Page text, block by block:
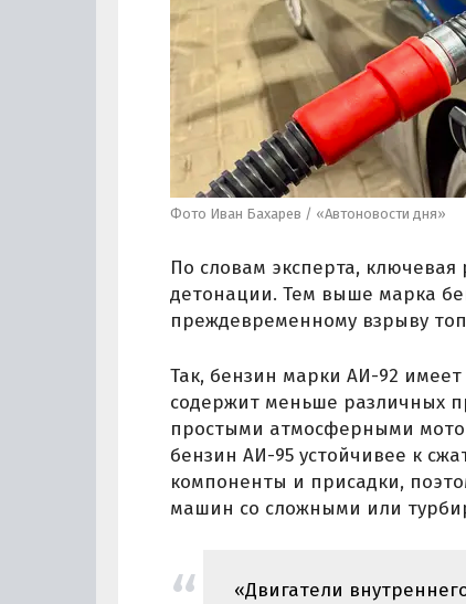
Фото Иван Бахарев / «Автоновости дня»
По словам эксперта, ключевая
детонации. Тем выше марка
преждевременному взрыву
Так, бензин марки АИ-92 имеет
содержит меньше различных
простыми атмосферными
бензин АИ-95 устойчивее к
компоненты и присадки,
машин со сложными или
«Двигатели